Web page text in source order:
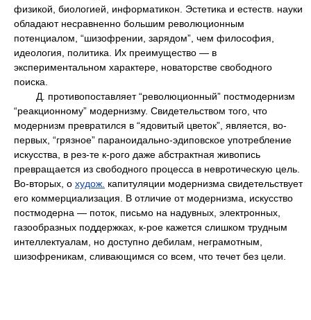
физикой, биологией, информатикон. Эстетика и естеств. науки
обладают несравненно большим революционным
потенциалом, “шизофрении, зарядом”, чем философия,
идеология, политика. Их преимущество — в
экспериментальном характере, новаторстве свободного
поиска.
Д. противопоставляет “революционный” постмодернизм
“реакционному” модернизму. Свидетельством того, что
модернизм превратился в “ядовитый цветок”, является, во-
первых, “грязное” параноидально-эдиповское употребление
искусства, в рез-те к-рого даже абстрактная живопись
превращается из свободного процесса в невротическую цель.
Во-вторых, о худож. капитуляции модернизма свидетельствует
его коммерциализация. В отличие от модернизма, искусство
постмодерна — поток, письмо на надувных, электронных,
газообразных поддержках, к-рое кажется слишком трудным
интеллектуалам, но доступно дебилам, неграмотным,
шизофреникам, сливающимся со всем, что течет без цели.